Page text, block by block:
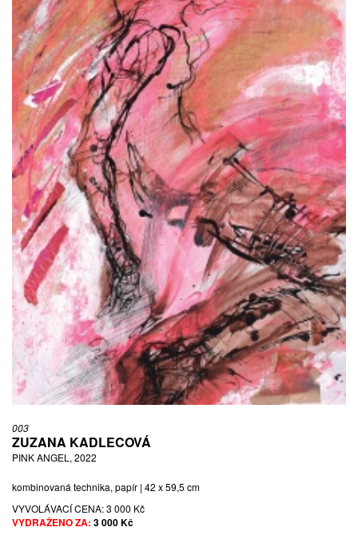
003
ZUZANA KADLECOVÁ
PINK ANGEL, 2022
kombinovaná technika, papír | 42 x 59,5 cm
VYVOLÁVACÍ CENA:3 000 Kč
VYDRAŽENO ZA: 3 000 Kč